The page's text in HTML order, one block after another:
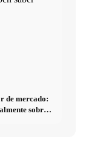
de mercado:
sobre